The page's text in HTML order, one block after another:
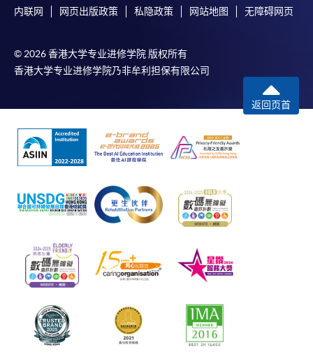
内联网 网页出版政策 私隐政策 网站地图 无障碍网页
© 2026 香港大学专业进修学院 版权所有
香港大学专业进修学院乃非牟利担保有限公司
返回页首